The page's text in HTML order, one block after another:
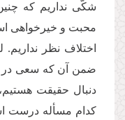
شكّى نداریم كه
محبت و خیرخواهى
اختلاف نظر
ضمن آن كه سعى در
دنبال حقیقت
كدام مسأله درست